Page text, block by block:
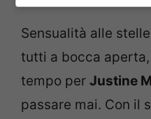
Sensualità alle
tutti a bocca
tempo per Justine
passare mai. Con il